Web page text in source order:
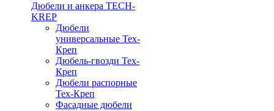
Дюбели и анкера TECH-
KREP
Дюбели
универсальные Тех-
Креп
Дюбель-гвозди Тех-
Креп
Дюбели распорные
Тех-Креп
Фасадные дюбели